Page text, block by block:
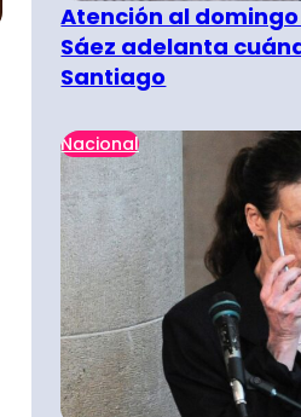
Atención al
Sáez adelanta
Santiago
Nacional